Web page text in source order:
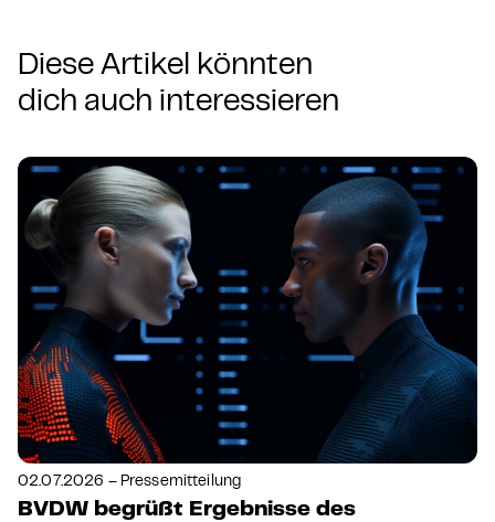
Diese Artikel könnten
dich auch interessieren
02.07.2026 – Pressemitteilung
BVDW begrüßt Ergebnisse des